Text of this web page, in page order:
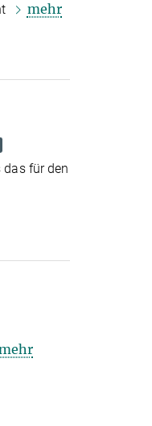
mehr
für den